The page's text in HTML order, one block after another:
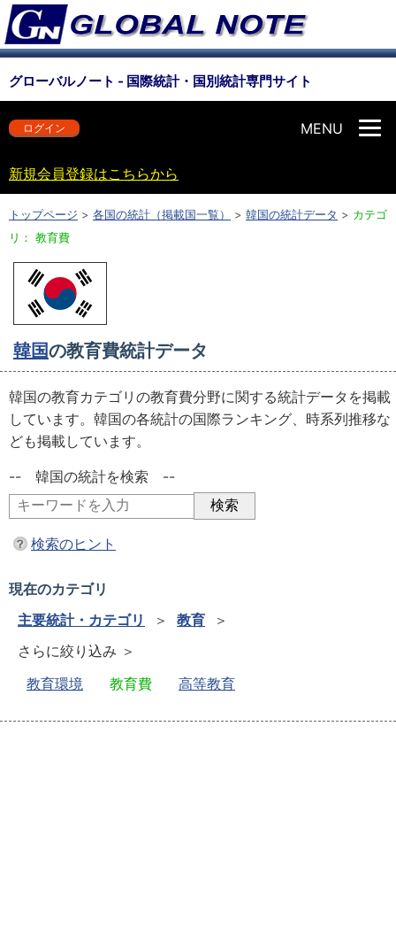
グローバルノート - 国際統計・国別統計専門サイト
MENU
ログイン
新規会員登録はこちらから
トップページ > 各国の統計（掲載国一覧） > 韓国の統計データ > カテゴ
リ： 教育費
韓国の教育費統計データ
韓国の教育カテゴリの教育費分野に関する統計データを掲載
しています。韓国の各統計の国際ランキング、時系列推移な
ども掲載しています。
-- 韓国の統計を検索 --
検索のヒント
現在のカテゴリ
主要統計・カテゴリ
＞ 教育 ＞
さらに絞り込み ＞
教育環境
教育費 高等教育